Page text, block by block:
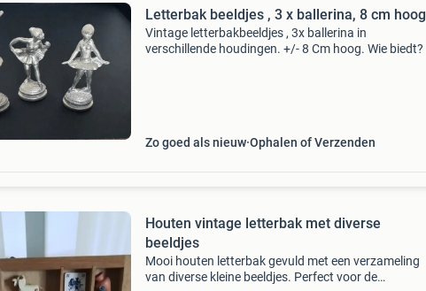
Letterbak beeldjes , 3 x ballerina, 8 cm hoog
Vintage letterbakbeeldjes , 3x ballerina in
verschillende houdingen. +/- 8 Cm hoog. Wie biedt?
Zo goed als nieuw Ophalen of Verzenden
Houten vintage letterbak met diverse
beeldjes
Mooi houten letterbak gevuld met een verzameling
van diverse kleine beeldjes. Perfect voor de